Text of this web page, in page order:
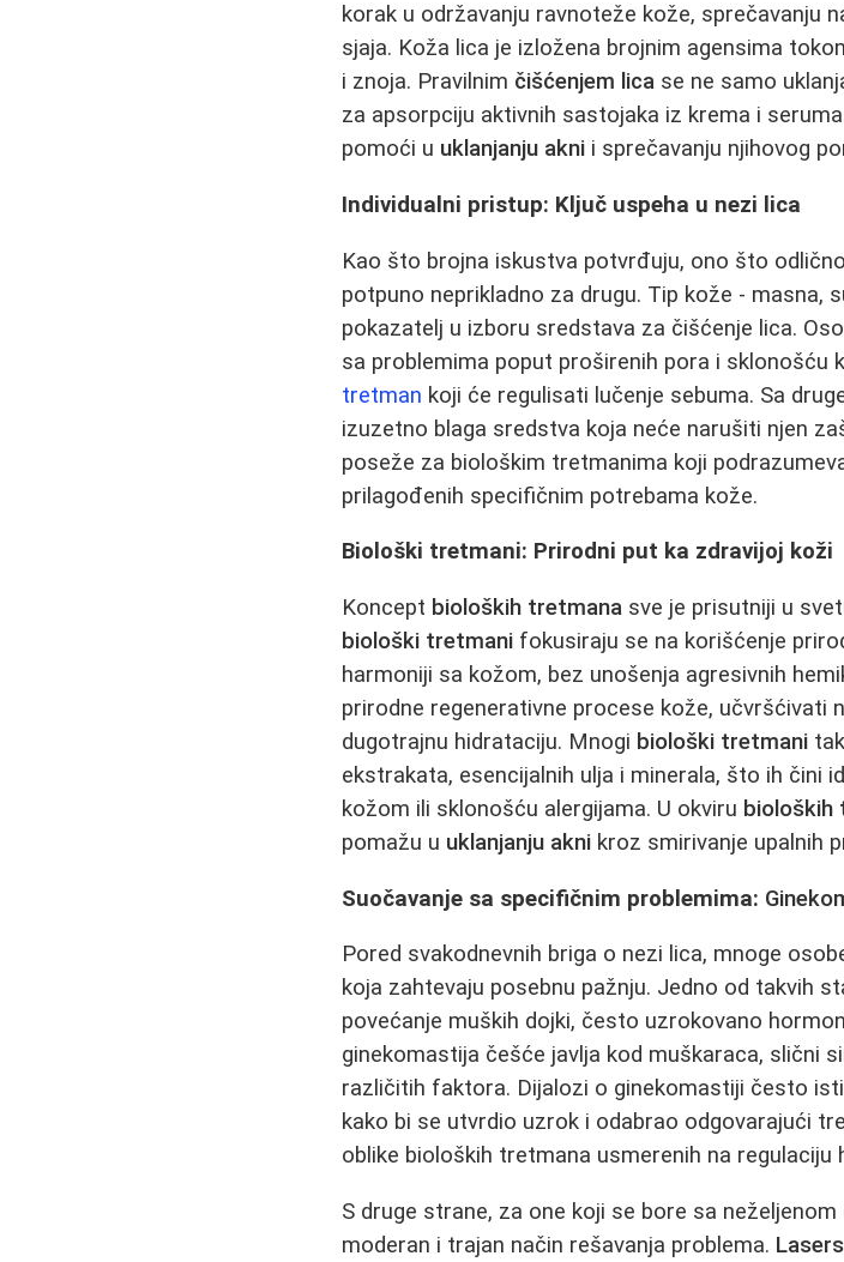
korak u održavanju ravnoteže kože, sprečavanju
sjaja. Koža lica je izložena brojnim agensima
i znoja. Pravilnim čišćenjem lica se ne samo
za apsorpciju aktivnih sastojaka iz krema i
pomoći u uklanjanju akni i sprečavanju njihovog
Individualni pristup: Ključ uspeha u nezi lica
Kao što brojna iskustva potvrđuju, ono što
potpuno neprikladno za drugu. Tip kože - masna,
pokazatelj u izboru sredstava za čišćenje lica.
sa problemima poput proširenih pora i sklonošću
tretman koji će regulisati lučenje sebuma. Sa
izuzetno blaga sredstva koja neće narušiti njen
poseže za biološkim tretmanima koji
prilagođenih specifičnim potrebama kože.
Biološki tretmani: Prirodni put ka zdravijoj koži
Koncept bioloških tretmana sve je prisutniji u
biološki tretmani fokusiraju se na korišćenje
harmoniji sa kožom, bez unošenja agresivnih
prirodne regenerativne procese kože, učvršćivati
dugotrajnu hidrataciju. Mnogi biološki tretmani
ekstrakata, esencijalnih ulja i minerala, što ih čini
kožom ili sklonošću alergijama. U okviru bioloških
pomažu u uklanjanju akni kroz smirivanje upalnih
Suočavanje sa specifičnim problemima:
Pored svakodnevnih briga o nezi lica, mnoge
koja zahtevaju posebnu pažnju. Jedno od takvih
povećanje muških dojki, često uzrokovano
ginekomastija češće javlja kod muškaraca, slični
različitih faktora. Dijalozi o ginekomastiji često
kako bi se utvrdio uzrok i odabrao odgovarajući
oblike bioloških tretmana usmerenih na regulaciju
S druge strane, za one koji se bore sa neželjenom
moderan i trajan način rešavanja problema.